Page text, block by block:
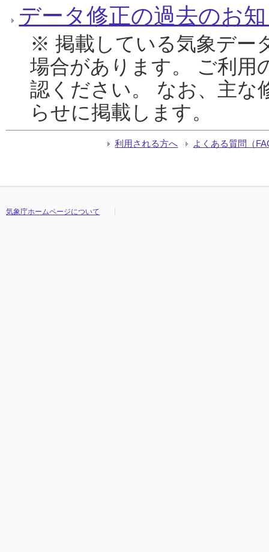
データ修正の過去のお
※ 掲載している気象デー
場合があります。 ご利用
認ください。 なお、主な
らせに掲載します。
利用される方へ よくある質問（
気象庁ホームページについて